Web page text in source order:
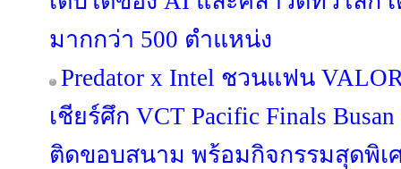
มากกว่า 500 ตำแหน่ง
Predator x Intel ชวนแฟน
เชียร์ศึก VCT Pacific Finals
ติดขอบสนาม พร้อมกิจกรรมสุดพิเ